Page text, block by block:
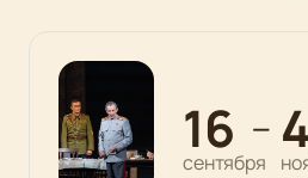
16
сентября
— 4